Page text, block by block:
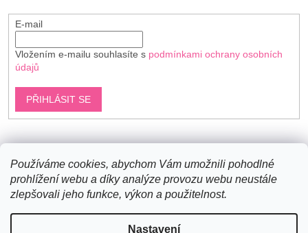
Používáme cookies, abychom Vám umožnili pohodlné
prohlížení webu a díky analýze provozu webu neustále
zlepšovali jeho funkce, výkon a použitelnost.
Nastavení
E-mail
Vložením e-mailu souhlasíte s podmínkami ochrany osobních
údajů
PŘIHLÁSIT SE